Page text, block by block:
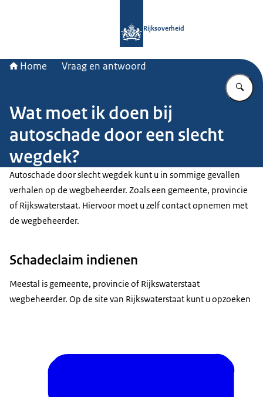
Rijksoverheid
Home Vraag en antwoord
Wat moet ik doen bij
autoschade door een slecht
wegdek?
Autoschade door slecht wegdek kunt u in sommige gevallen
verhalen op de wegbeheerder. Zoals een gemeente, provincie
of Rijkswaterstaat. Hiervoor moet u zelf contact opnemen met
de wegbeheerder.
Schadeclaim indienen
Meestal is gemeente, provincie of Rijkswaterstaat
wegbeheerder. Op de site van Rijkswaterstaat kunt u opzoeken